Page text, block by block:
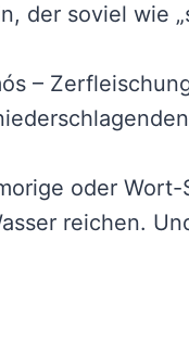
der soviel wie
–
oder
reichen.